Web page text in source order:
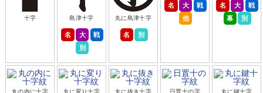
十字 島津十字
名 大
戦
別
丸に島津十字
名 別
名 大
戦
他
名 大
戦
幕
別
丸の内に十字 丸に変り十字 丸に抜き十字 日置十の字 丸に鍵十字